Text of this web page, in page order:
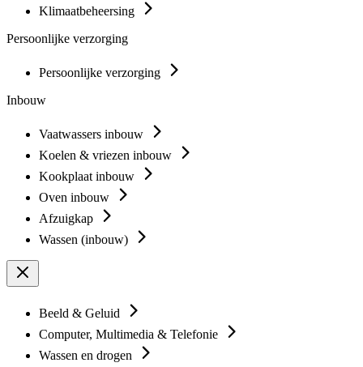
Klimaatbeheersing
Persoonlijke verzorging
Persoonlijke verzorging
Inbouw
Vaatwassers inbouw
Koelen & vriezen inbouw
Kookplaat inbouw
Oven inbouw
Afzuigkap
Wassen (inbouw)
Beeld & Geluid
Computer, Multimedia & Telefonie
Wassen en drogen